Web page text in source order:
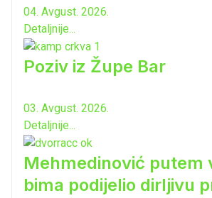
04. Avgust. 2026.
Detaljnije...
Poziv iz Župe Bar
03. Avgust. 2026.
Detaljnije...
Mehmedinović putem
bima podijelio dirljivu